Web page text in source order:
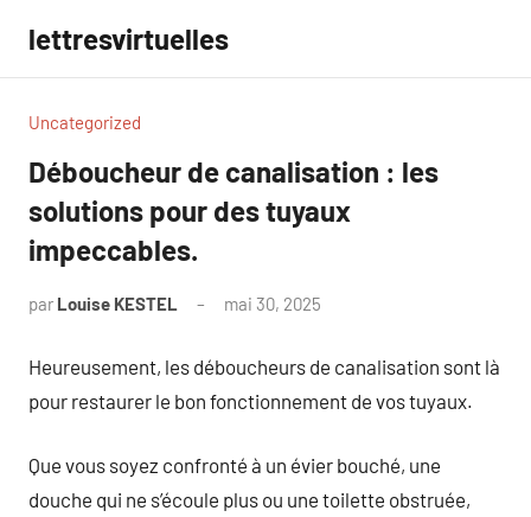
contenu
lettresvirtuelles
Uncategorized
Déboucheur de canalisation : les
solutions pour des tuyaux
impeccables.
par Louise KESTEL mai 30, 2025
Heureusement, les déboucheurs de canalisation sont là
pour restaurer le bon fonctionnement de vos tuyaux.
Que vous soyez confronté à un évier bouché, une
douche qui ne s’écoule plus ou une toilette obstruée,